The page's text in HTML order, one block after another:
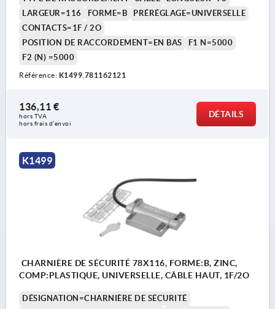
LARGEUR=116
FORME=B
PRÉRÉGLAGE=UNIVERSELLE
CONTACTS=1F / 2O
POSITION DE RACCORDEMENT=EN BAS
F1 N=5000
F2 (N) =5000
Référence: K1499.781162121
136,11 €
hors TVA
hors frais d’envoi
DÉTAILS
K1499
CHARNIÈRE DE SÉCURITÉ 78X116, FORME:B, ZINC,
COMP:PLASTIQUE, UNIVERSELLE, CÂBLE HAUT, 1F/2O
DÉSIGNATION=CHARNIÈRE DE SÉCURITÉ